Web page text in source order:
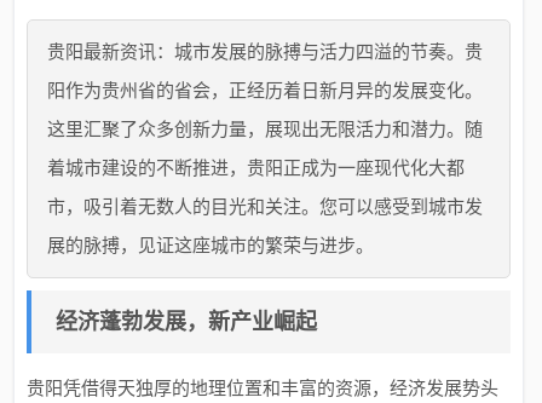
贵阳最新资讯：城市发展的脉搏与活力四溢的节奏。贵
阳作为贵州省的省会，正经历着日新月异的发展变化。
这里汇聚了众多创新力量，展现出无限活力和潜力。随
着城市建设的不断推进，贵阳正成为一座现代化大都
市，吸引着无数人的目光和关注。您可以感受到城市发
展的脉搏，见证这座城市的繁荣与进步。
经济蓬勃发展，新产业崛起
贵阳凭借得天独厚的地理位置和丰富的资源，经济发展势头